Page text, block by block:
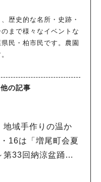
歴史的な名所・史跡・
まで様々なイベントな
民・柏市民です。農園
の記事
地域手作りの温か
16は「増尾町会夏
第33回納涼盆踊り